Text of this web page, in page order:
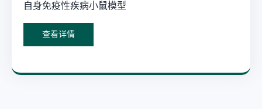
自身免疫性疾病小鼠模型
查看详情